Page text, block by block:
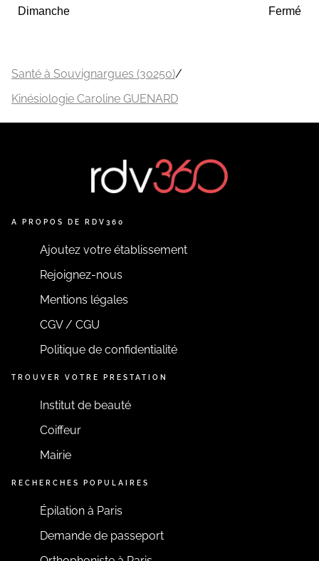
Dimanche Fermé
Santé à Souvignargues (30250)/
Kinésiologie Caroline GUENARD
A PROPOS DE RDV360
Ajoutez votre établissement
Rejoignez-nous
Mentions légales
CGV / CGU
Politique de confidentialité
TROUVER VOTRE PRESTATION
Institut de beauté
Coiffeur
Mairie
RECHERCHES POPULAIRES
Épilation à Paris
Demande de passeport